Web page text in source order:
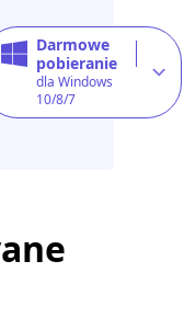
Darmowe
pobieranie
dla Windows
10/8/7